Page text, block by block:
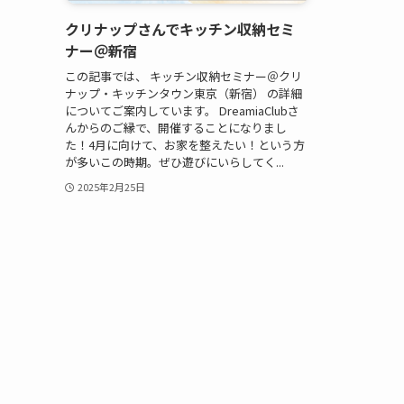
クリナップさんでキッチン収納セミ
ナー＠新宿
この記事では、 キッチン収納セミナー＠クリ
ナップ・キッチンタウン東京（新宿） の詳細
についてご案内しています。 DreamiaClubさ
んからのご縁で、開催することになりまし
た！4月に向けて、お家を整えたい！という方
が多いこの時期。ぜひ遊びにいらしてく...
2025年2月25日